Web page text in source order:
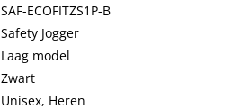
SAF-ECOFITZS1P-B
Safety Jogger
Laag model
Zwart
Unisex, Heren